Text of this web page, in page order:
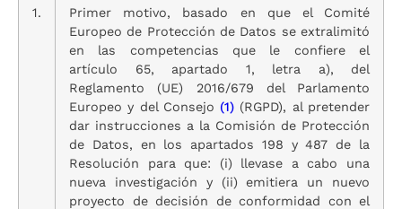
1.
Primer motivo, basado en que el Comité
Europeo de Protección de Datos se extralimitó
en las competencias que le confiere el
artículo 65, apartado 1, letra a), del
Reglamento (UE) 2016/679 del Parlamento
Europeo y del Consejo (1) (RGPD), al pretender
dar instrucciones a la Comisión de Protección
de Datos, en los apartados 198 y 487 de la
Resolución para que: (i) llevase a cabo una
nueva investigación y (ii) emitiera un nuevo
proyecto de decisión de conformidad con el